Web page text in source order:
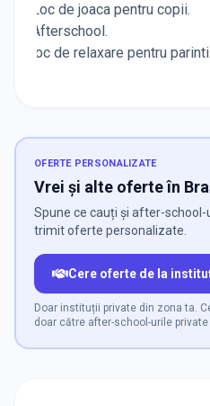
Loc de joaca pentru copii.
Afterschool.
loc de relaxare pentru parinti.
OFERTE PERSONALIZATE
Vrei și alte oferte în
Spune ce cauți și after-
trimit oferte personalizate.
Cere oferte de la
Doar instituții private din zona ta.
doar către after-school-urile private